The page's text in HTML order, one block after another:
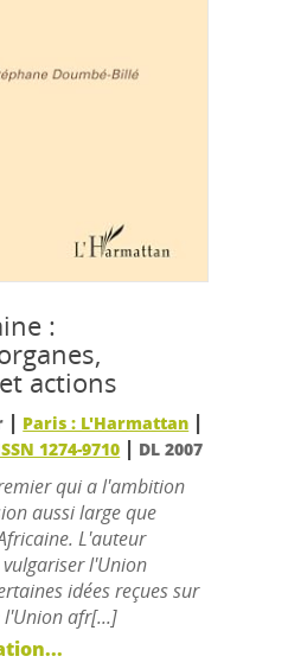
:
actions
| Paris : L'Harmattan |
1274-9710 | DL 2007
qui a l'ambition
aussi large que
L'auteur
l'Union
idées reçues sur
l'Union afr[...]